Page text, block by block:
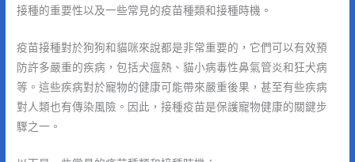
接種的重要性以及一些常見的疫苗種類和接種時機。
疫苗接種對於狗狗和貓咪來說都是非常重要的，它們可以有效預
防許多嚴重的疾病，包括犬瘟熱、貓小病毒性鼻氣管炎和狂犬病
等。這些疾病對於寵物的健康可能帶來嚴重後果，甚至有些疾病
對人類也有傳染風險。因此，接種疫苗是保護寵物健康的關鍵步
驟之一。